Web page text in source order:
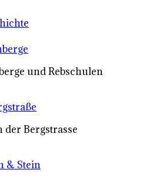
und Rebschulen
Bergstrasse
& Stein